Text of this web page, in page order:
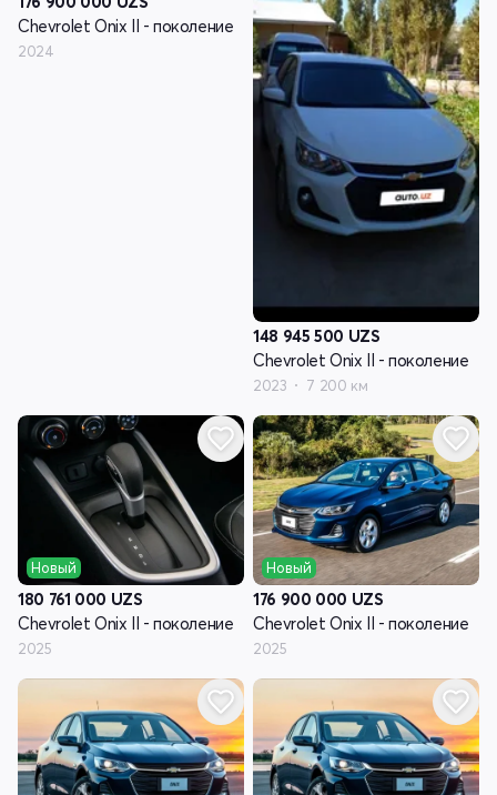
Chevrolet Onix II - поколение
2024
148 945 500 UZS
Chevrolet Onix II - поколение
2023 7 200 км
Новый
180 761 000 UZS
Chevrolet Onix II - поколение
2025
Новый
176 900 000 UZS
Chevrolet Onix II - поколение
2025